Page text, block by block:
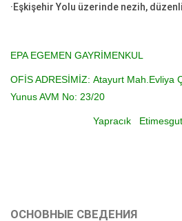
·Eşkişehir Yolu üzerinde nezih,
EPA EGEMEN GAYRİMENKUL
OFİS ADRESİMİZ: Atayurt Mah.Evliya
Yunus AVM No: 23/20
Yapracık Etimesgut-
ОСНОВНЫЕ СВЕДЕНИЯ